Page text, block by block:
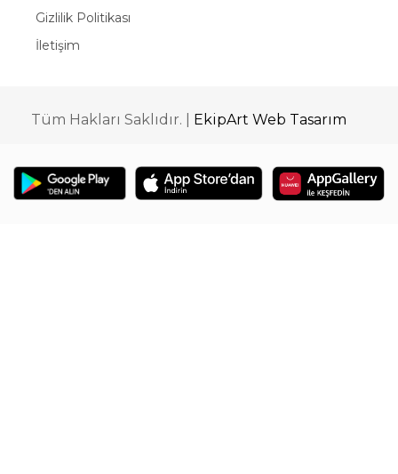
Gizlilik Politikası
İletişim
Tüm Hakları Saklıdır. | EkipArt Web Tasarım